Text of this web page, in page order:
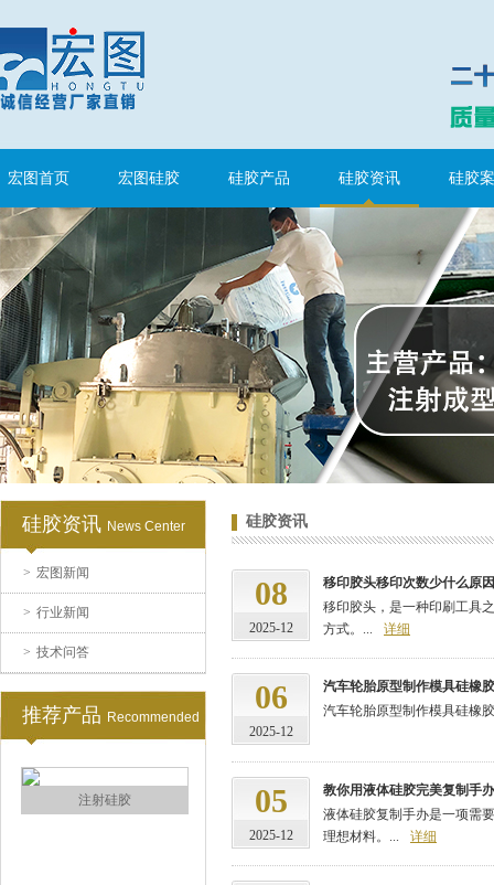
宏图首页 宏图硅胶 硅胶产品 硅胶资讯 硅胶
硅胶资讯 News Center
> 宏图新闻
> 行业新闻
> 技术问答
推荐产品 Recommended
涂布硅胶
半透明模具硅胶
注射硅胶
硅胶资讯
08
2025-12
移印胶头移印次数少什么原
移印胶头，是一种印刷工具
方式。...
详细
06
2025-12
汽车轮胎原型制作模具硅橡
汽车轮胎原型制作模具硅橡
05
2025-12
教你用液体硅胶完美复制手办
液体硅胶复制手办是一项需
理想材料。...
详细